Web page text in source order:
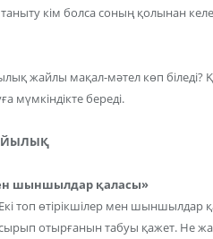
кім болса соның қолынан
жайлы мақал-мәтел көп біледі?
мүмкіндікте береді.
шыншылдар қаласы»
топ өтірікшілер мен
отырғанын табуы қажет. Не